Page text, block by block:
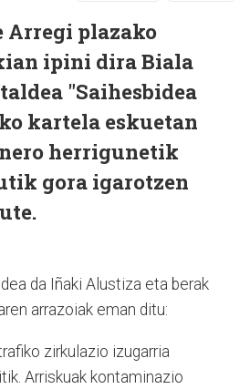
Arregi plazako
ipini dira Biala
"Saihesbidea
kartela eskuetan
herrigunetik
gora igarotzen
da Iñaki Alustiza eta berak
arrazoiak eman ditu:
zirkulazio izugarria
Arriskuak kontaminazio